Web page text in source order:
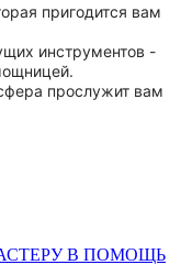
пригодится вам
инструментов -
прослужит вам
В ПОМОЩЬ